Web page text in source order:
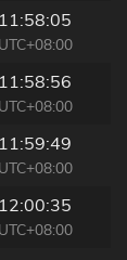
11:58:05
UTC+08:00
11:58:56
UTC+08:00
11:59:49
UTC+08:00
12:00:35
UTC+08:00